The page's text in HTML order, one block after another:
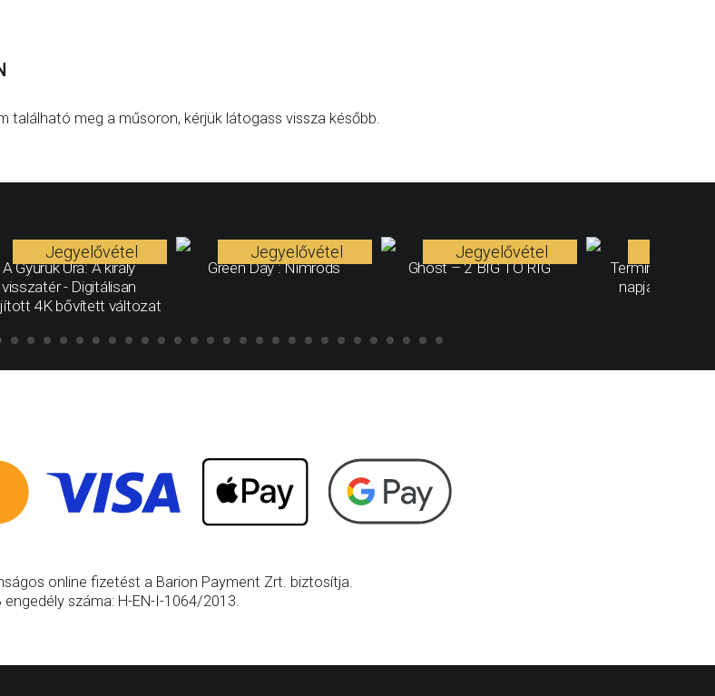
található meg a műsoron, kérjük látogass vissza később.
A Gyűrűk Ura: A király
visszatér - Digitálisan
4K bővített változat
Jegyelővétel
Green Day : Nimrods
Jegyelővétel
Ghost – 2 BIG TO RIG
Jegyelővétel
Terminátor 2. -
napja - 35.
online fizetést a Barion Payment Zrt. biztosítja.
engedély száma: H-EN-I-1064/2013.